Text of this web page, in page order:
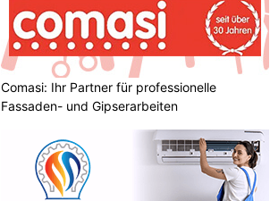
Comasi: Ihr Partner für professionelle
Fassaden- und Gipserarbeiten